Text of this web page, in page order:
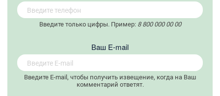
Введите только цифры. Пример: 8 800 000 00 00
Вaш E-mail
Введите E-mail, чтобы получить извещение, когда на Ваш
комментарий ответят.